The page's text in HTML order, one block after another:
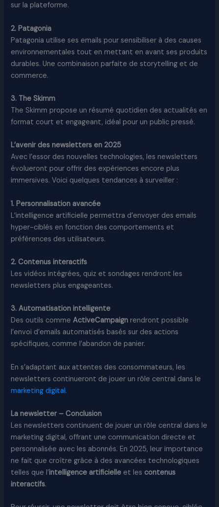
sur la plateforme.
2. Patagonia
Patagonia utilise ses emails pour sensibiliser à des causes
environnementales tout en mettant en avant ses produits
durables. Une combinaison parfaite de storytelling et de
commerce.
3. The Skimm
The Skimm propose un résumé quotidien des actualités en
format court et engageant, idéal pour un public pressé.
L’avenir des newsletters en 2025
Avec l’essor des nouvelles technologies, les newsletters
évolueront pour offrir des expériences encore plus
immersives. Voici quelques tendances à surveiller :
1. Personnalisation avancée
L’intelligence artificielle permettra d’envoyer des emails
hyper-ciblés en fonction des comportements et
préférences des utilisateurs.
2. Contenus interactifs
Les vidéos intégrées, quiz et sondages rendront les
newsletters plus engageantes.
3. Automatisation intelligente
Des outils commeActiveCampaign rendront possible
l’envoi d’emails automatisés basés sur des actions
spécifiques, comme l’abandon de panier.
En s’adaptant aux attentes des consommateurs, les
newsletters continueront de jouer un rôle central dans le
marketing digital.
La newsletter – Conclusion
Les newsletters continuent de jouer un rôle central dans le
marketing digital, offrant une communication directe et
personnalisée avec les abonnés. En 2025, leur importance
ne fait que croître grâce à des avancées technologiques
telles que l’intelligence artificielle et les contenus
interactifs.